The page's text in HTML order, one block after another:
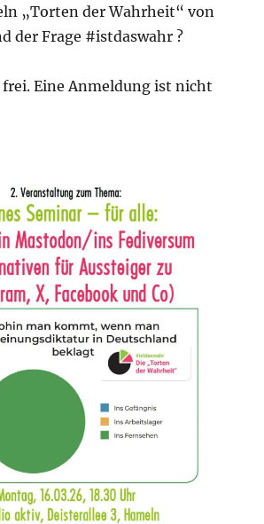
„Torten der Wahrheit“ von
der Frage #istdaswahr ?
Eine Anmeldung ist nicht